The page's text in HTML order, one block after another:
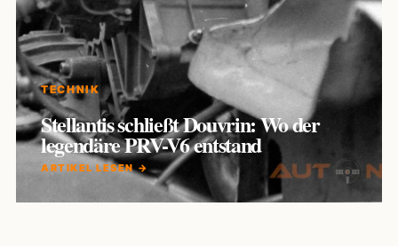
TECHNIK
Stellantis schließt Douvrin: Wo der
legendäre PRV-V6 entstand
ARTIKEL LESEN →